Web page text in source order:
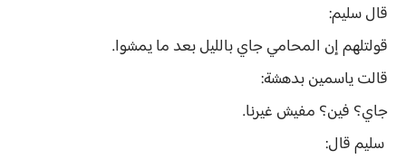
قال سليم:
قولتلهم إن المحامي جاي بالليل بعد ما يمشوا.
قالت ياسمين بدهشة:
جاي؟ فين؟ مفيش غيرنا.
سليم قال: